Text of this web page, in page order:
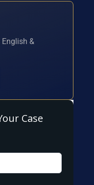
English &